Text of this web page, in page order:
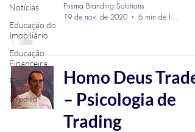
Notícias
Educação do
Imobiliário
Educação
Financeira
Fiscalidade
Crédito
Prisma Branding Solutions
19 de nov. de 2020
6 min de leitura
Homo Deus Trader
– Psicologia de
Trading